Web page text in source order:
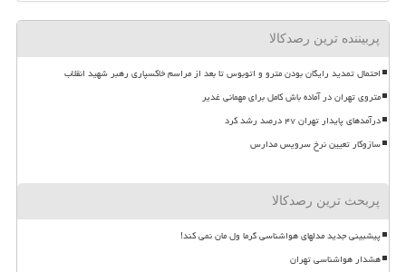
پربیننده ترین رصدکالا
احتمال تمدید رایگان بودن مترو و اتوبوس تا بعد از مراسم خاکسپاری رهبر شهید انقلاب
متروی تهران در آماده باش کامل برای مهمانی غدیر
درآمدهای پایدار تهران ۴۷ درصد رشد کرد
سازوکار تعیین نرخ سرویس مدارس
پربحث ترین رصدکالا
پیشبینی جدید مدلهای هواشناسی گرما ول مان نمی کند!
هشدار هواشناسی تهران